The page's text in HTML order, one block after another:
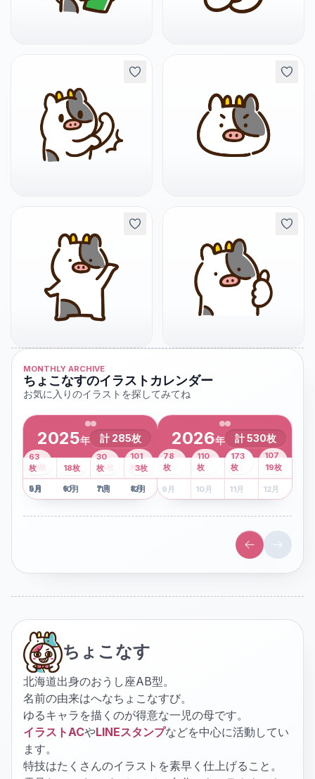
MONTHLY ARCHIVE
ちょこなすのイラストカレンダー
お気に入りのイラストを探してみてね
2025年 計 285枚
1月
2枚 2月 3月 4月
8枚
5月
41 枚
6月
13枚
7月
6枚
8月
101
枚
9月
63
枚
10月
18枚
11月
30
枚
12月
3枚
2026年 計530枚
1月 2月 3月
43
枚
4月
107
枚
5 月
78
枚
6月
110
枚
7月
173
枚
8月
19枚
9 月 10月 11月 12月
ちょこなす
北海道出身のおうし座AB型。
名前の由来はへなちょこなすび。
ゆるキャラを描くのが得意な一児の母です。
イラストACやLINEスタンプなどを中心に活動してい
ます。
特技はたくさんのイラストを素早く仕上げること。